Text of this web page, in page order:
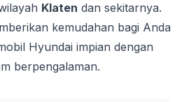
Klaten dan sekitarnya.
kemudahan bagi Anda
Hyundai impian dengan
berpengalaman.